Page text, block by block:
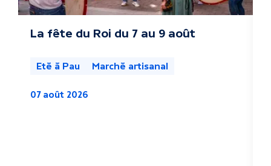
a
La fête du Roi du 7 au 9 août
Eté à Pau Marché artisanal
07 août 2026